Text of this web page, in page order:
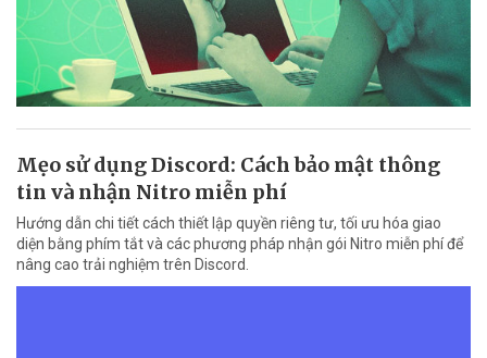
Mẹo sử dụng Discord: Cách bảo mật thông
tin và nhận Nitro miễn phí
Hướng dẫn chi tiết cách thiết lập quyền riêng tư, tối ưu hóa giao
diện bằng phím tắt và các phương pháp nhận gói Nitro miễn phí để
nâng cao trải nghiệm trên Discord.